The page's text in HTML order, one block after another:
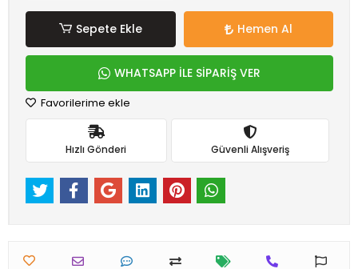
Sepete Ekle Hemen Al
WHATSAPP İLE SİPARİŞ VER
Favorilerime ekle
Hızlı Gönderi Güvenli Alışveriş